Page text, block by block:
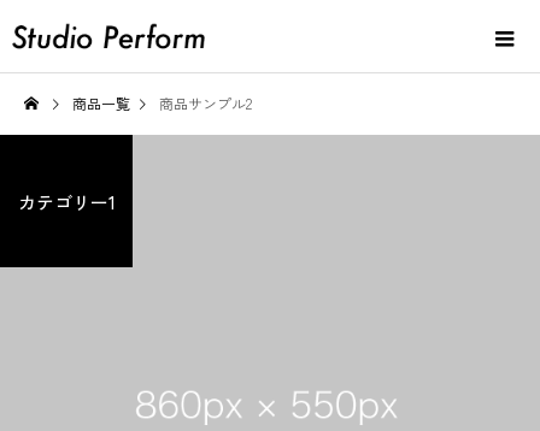
商品一覧 商品サンプル2
カテゴリー1